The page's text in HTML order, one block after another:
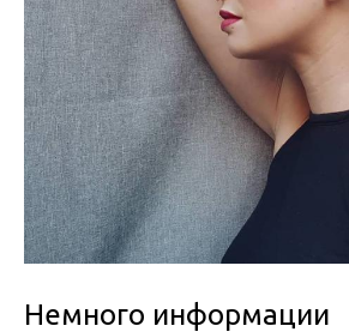
Немного информации